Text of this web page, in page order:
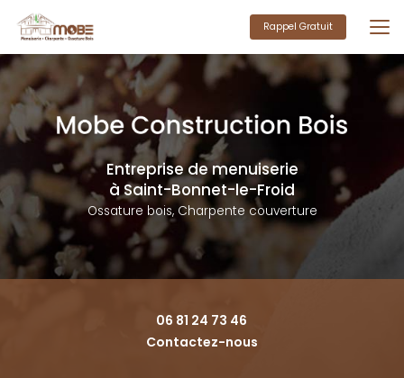
contenu
principal
Rappel Gratuit
Entreprise de menuiserie
à Saint-Bonnet-le-Froid
Ossature bois, Charpente couverture
06 81 24 73 46
Contactez-nous